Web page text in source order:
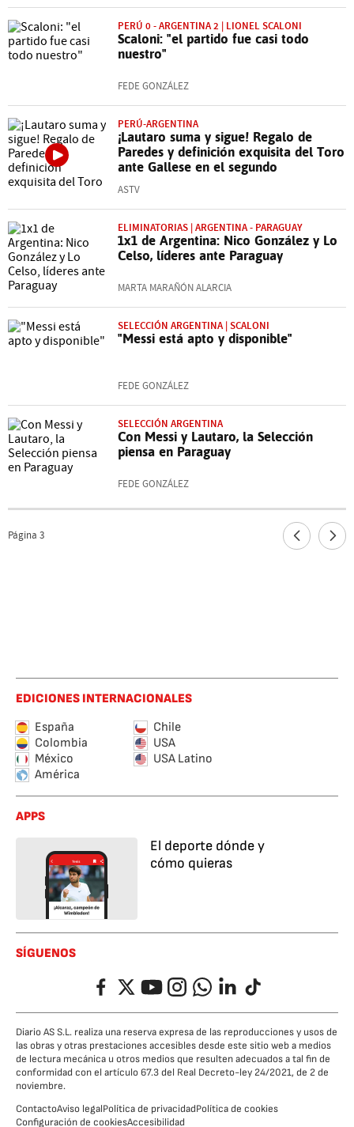
PERÚ 0 - ARGENTINA 2 | LIONEL SCALONI
Scaloni: "el partido fue casi todo
nuestro"
FEDE GONZÁLEZ
PERÚ-ARGENTINA
¡Lautaro suma y sigue! Regalo de
Paredes y definición exquisita del Toro
ante Gallese en el segundo
ASTV
ELIMINATORIAS | ARGENTINA - PARAGUAY
1x1 de Argentina: Nico González y Lo
Celso, líderes ante Paraguay
MARTA MARAÑÓN ALARCIA
SELECCIÓN ARGENTINA | SCALONI
"Messi está apto y disponible"
FEDE GONZÁLEZ
SELECCIÓN ARGENTINA
Con Messi y Lautaro, la Selección
piensa en Paraguay
FEDE GONZÁLEZ
Página 3
EDICIONES INTERNACIONALES
España
Chile
Colombia
USA
México
USA Latino
América
APPS
El deporte dónde y
cómo quieras
SÍGUENOS
FacebookTwitterYouTubeInstagramWhatsappLinkedIn
TikTok
Diario AS S.L. realiza una reserva expresa de las reproducciones y usos de
las obras y otras prestaciones accesibles desde este sitio web a medios
de lectura mecánica u otros medios que resulten adecuados a tal fin de
conformidad con el artículo 67.3 del Real Decreto-ley 24/2021, de 2 de
noviembre.
ContactoAviso legalPolítica de privacidadPolítica de cookies
Configuración de cookiesAccesibilidad